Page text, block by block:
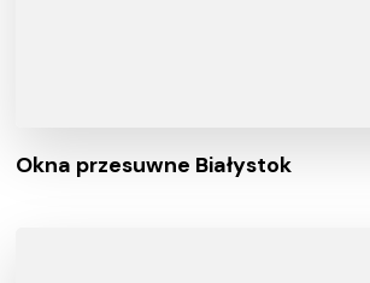
Okna przesuwne Białystok